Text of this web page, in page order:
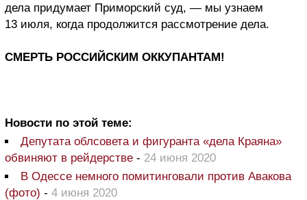
дела придумает Приморский суд, — мы узнаем
13 июля, когда продолжится рассмотрение дела.
СМЕРТЬ РОССИЙСКИМ ОККУПАНТАМ!
Новости по этой теме:
Депутата облсовета и фигуранта «дела Краяна»
обвиняют в рейдерстве - 24 июня 2020
В Одессе немного помитинговали против Авакова
(фото) - 4 июня 2020